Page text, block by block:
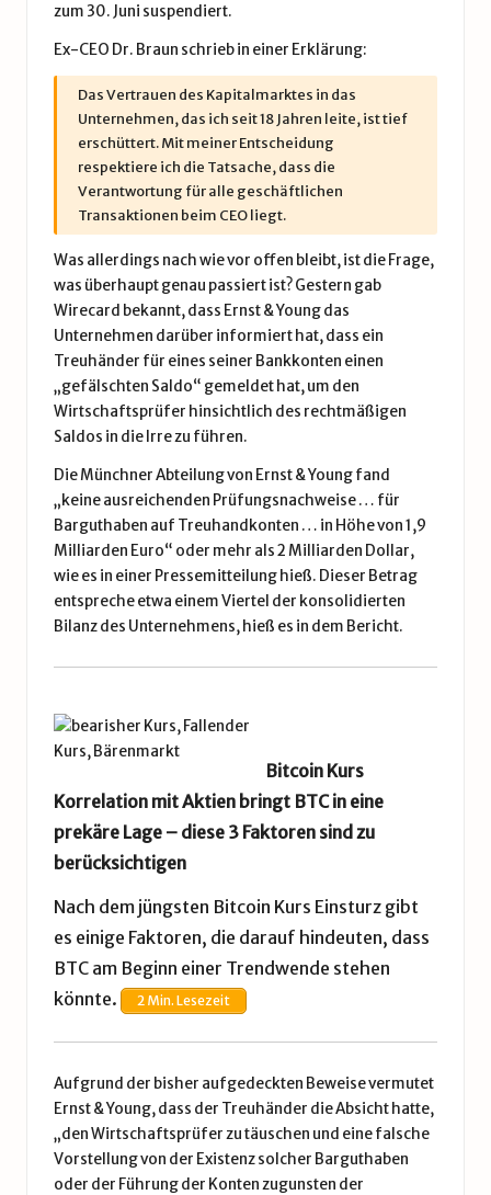
zum 30. Juni suspendiert.
Ex-CEO Dr. Braun schrieb in einer Erklärung:
Das Vertrauen des Kapitalmarktes in das
Unternehmen, das ich seit 18 Jahren leite, ist tief
erschüttert. Mit meiner Entscheidung
respektiere ich die Tatsache, dass die
Verantwortung für alle geschäftlichen
Transaktionen beim CEO liegt.
Was allerdings nach wie vor offen bleibt, ist die Frage,
was überhaupt genau passiert ist? Gestern gab
Wirecard bekannt, dass Ernst & Young das
Unternehmen darüber informiert hat, dass ein
Treuhänder für eines seiner Bankkonten einen
„gefälschten Saldo“ gemeldet hat, um den
Wirtschaftsprüfer hinsichtlich des rechtmäßigen
Saldos in die Irre zu führen.
Die Münchner Abteilung von Ernst & Young fand
„keine ausreichenden Prüfungsnachweise … für
Barguthaben auf Treuhandkonten … in Höhe von 1,9
Milliarden Euro“ oder mehr als 2 Milliarden Dollar,
wie es in einer Pressemitteilung hieß. Dieser Betrag
entspreche etwa einem Viertel der konsolidierten
Bilanz des Unternehmens, hieß es in dem Bericht.
Bitcoin Kurs
Korrelation mit Aktien bringt BTC in eine
prekäre Lage – diese 3 Faktoren sind zu
berücksichtigen
Nach dem jüngsten Bitcoin Kurs Einsturz gibt
es einige Faktoren, die darauf hindeuten, dass
BTC am Beginn einer Trendwende stehen
könnte.
2 Min. Lesezeit
Aufgrund der bisher aufgedeckten Beweise vermutet
Ernst & Young, dass der Treuhänder die Absicht hatte,
„den Wirtschaftsprüfer zu täuschen und eine falsche
Vorstellung von der Existenz solcher Barguthaben
oder der Führung der Konten zugunsten der